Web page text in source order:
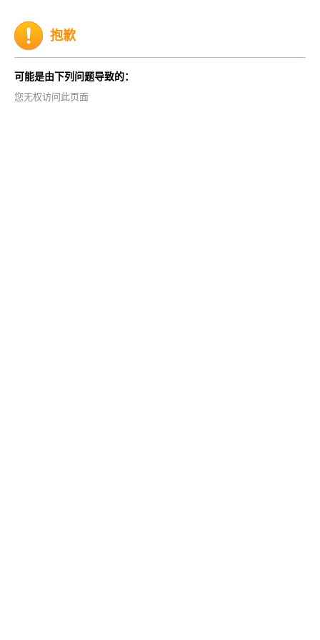
抱歉
可能是由下列问题导致的：
您无权访问此页面